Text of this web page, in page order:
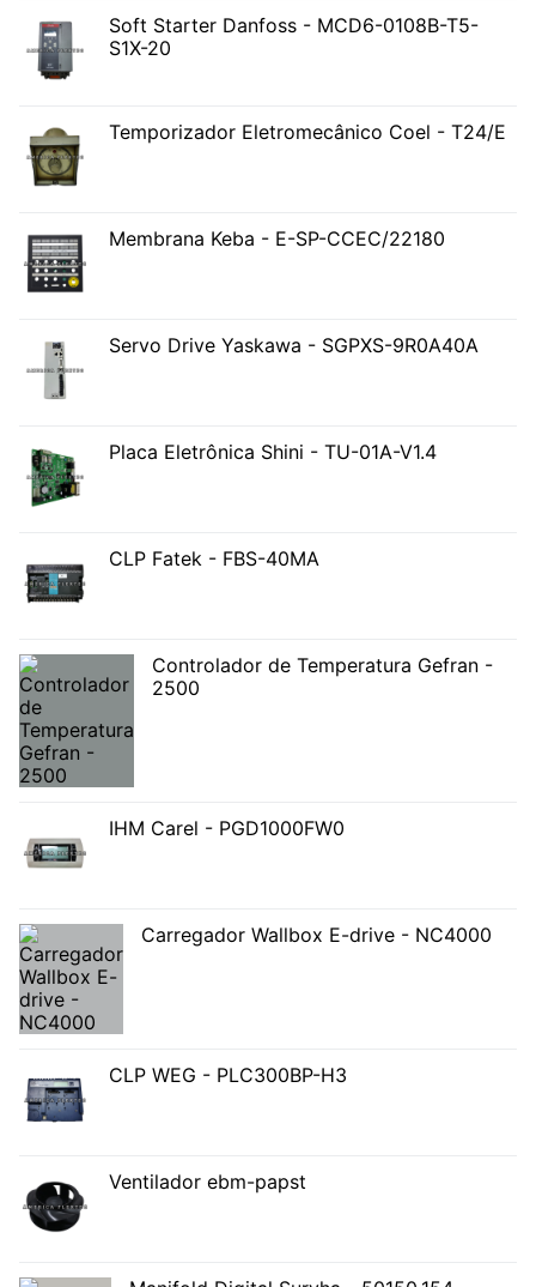
Soft Starter Danfoss - MCD6-0108B-T5-
S1X-20
Temporizador Eletromecânico Coel - T24/E
Membrana Keba - E-SP-CCEC/22180
Servo Drive Yaskawa - SGPXS-9R0A40A
Placa Eletrônica Shini - TU-01A-V1.4
CLP Fatek - FBS-40MA
Controlador de Temperatura Gefran -
2500
IHM Carel - PGD1000FW0
Carregador Wallbox E-drive - NC4000
CLP WEG - PLC300BP-H3
Ventilador ebm-papst